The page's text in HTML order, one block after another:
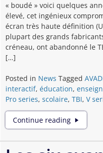
« boudé » voici quelques
élevé, cet ingénieux
écran très haute définition
plupart des grands
créneau, ont abandonné le
[…]
Posted in News Tagged
interactif, éducation,
Pro series, scolaire, TBI, V
Continue reading
Les
7